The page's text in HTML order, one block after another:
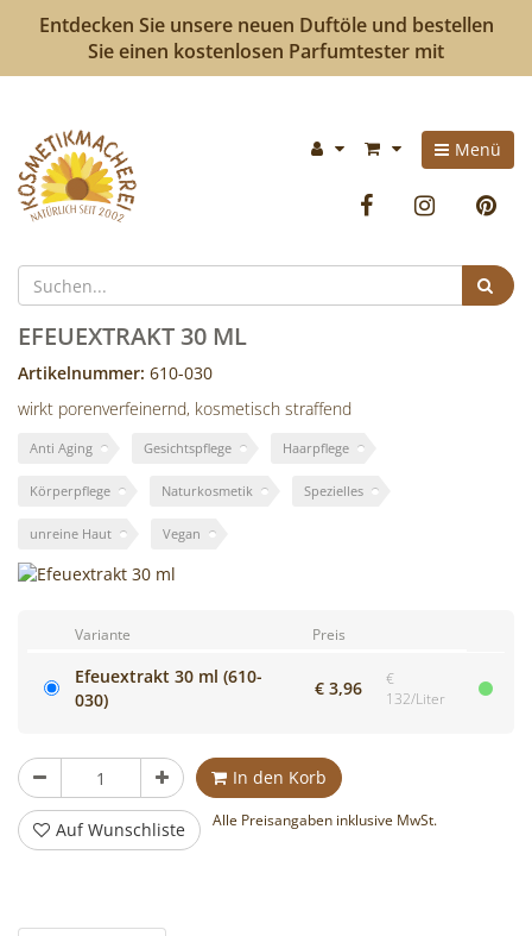
Entdecken Sie unsere neuen Duftöle und bestellen
Sie einen kostenlosen Parfumtester mit
Kosmetikmacherei
-
selbermachen
ist
so
einfach
wie
bunte
Cocktails
Im
Menü
Facebook
EFEUEXTRAKT 30 ML
Artikelnummer: 610-030
wirkt porenverfeinernd, kosmetisch straffend
Anti Aging Gesichtspflege Haarpflege
Körperpflege Naturkosmetik Spezielles
unreine Haut Vegan
Variante Preis
Efeuextrakt 30 ml (610-
030)
€ 3,96
€
132/Liter
Stück In den Korb
Auf Wunschliste Alle Preisangaben inklusive MwSt.